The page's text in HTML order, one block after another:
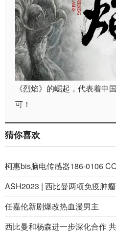
《烈焰》的崛起，代表着中
可！
猜你喜欢
柯惠bis脑电传感器186-0106
ASH2023 | 西比曼两项免疫肿
任嘉伦新剧爆改热血漫男主